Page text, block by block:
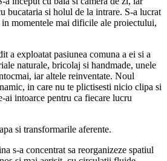
bucataria si holul de la intrare. S-a lucrat
momentele mai dificile ale proiectului,
a exploatat pasiunea comuna a ei si a
naturale, bricolaj si handmade, unele
iar altele reinventate. Noul
in care nu te plictisesti nicio clipa si
ai intoarce pentru ca fiecare lucru
si transformarile aferente.
s-a concentrat sa reorganizeze spatiul